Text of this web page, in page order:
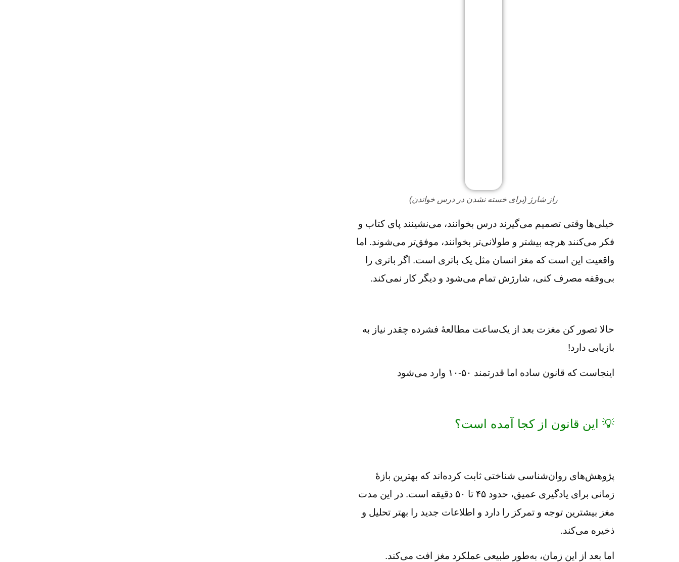
راز شارژ (برای خسته نشدن در درس خواندن)
خیلی‌ها وقتی تصمیم می‌گیرند درس بخوانند، می‌نشینند پای کتاب و
فکر می‌کنند هرچه بیشتر و طولانی‌تر بخوانند، موفق‌تر می‌شوند. اما
واقعیت این است که مغز انسان مثل یک باتری است. اگر باتری را
بی‌وقفه مصرف کنی، شارژش تمام می‌شود و دیگر کار نمی‌کند.
حالا تصور کن مغزت بعد از یک‌ساعت مطالعهٔ فشرده چقدر نیاز به
بازیابی دارد!
اینجاست که قانون ساده اما قدرتمند ۵۰-۱۰ وارد می‌شود
💡 این قانون از کجا آمده است؟
پژوهش‌های روان‌شناسی شناختی ثابت کرده‌اند که بهترین بازهٔ
زمانی برای یادگیری عمیق، حدود ۴۵ تا ۵۰ دقیقه است. در این مدت
مغز بیشترین توجه و تمرکز را دارد و اطلاعات جدید را بهتر تحلیل و
ذخیره می‌کند.
اما بعد از این زمان، به‌طور طبیعی عملکرد مغز افت می‌کند.